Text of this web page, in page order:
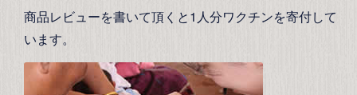
商品レビューを書いて頂くと1人分ワクチンを寄付して
います。